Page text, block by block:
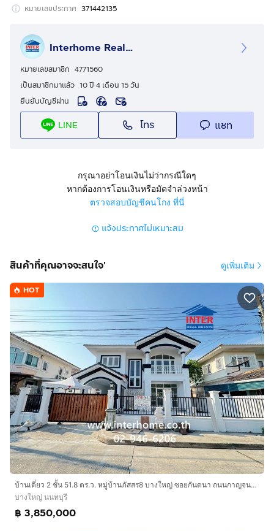
ที่ตั้ง : หมู่บ้านชัยพฤกษ์ ปิ่นเกล้า-กาญจนาภิเษก ถ.กาญจนา
รายละเอียด
ใกล้เซ็นทรัลเวสต์เกต บิ๊กซี บางใหญ่ โลตัส บางใหญ่
หมู่บ้านชัยพฤกษ์ ปิ่นเกล้า-กาญจนาภิเษก ขายบ้านเดี่ยว 2
ชั้น
ขายบ้านเดี่ยว 2 ชั้น ซอยกันตนา ถนนกาญจนาภิเษก ถนน
บางใหญ่ จังหวัดนนทบุรี
สูง 2 ชั้น มี 3 ห้องนอน 3 ห้องน้ำ 1 ห้องครัว 1 ห้อง
มีที่จอดรถ 2 คัน แอร์ 3 ตัว มุ้งลวด เหล็กดัด ม่าน
การตกแต่ง :
บ้านเดี่ยวหลังมุม โครงการจาก Land&Houses บรรยากาศ
ภายในโครงการร่มรื่น
เงียบสงบ มีความเป็นส่วนตัว ความปลอดภัยสูง
ชั้นล่างปูพื้นด้วยแกรนิตโต้ ตกแต่งเป็นสัดส่วน
มีห้องโถงรับแขกหรือห้องนั่งเล่นพร้อมโซฟาเบด
โต๊ะรับประทานอาหารและเคาน์เตอร์บาร์
ห้องครัวและตู้เก็บอุปกรณ์บิวท์อินใช้วัสดุอย่างดีออกแบบ
อย่างลงตัว หยิบจับและทำความสะอาดง่าย ทั้งเตาไฟฟ้า ซิ้งค์
ล้างจาน เครื่องดูดควัน
ชั้นบน ปูพื้นด้วยลามิเนต
มีห้องนอน 3 ห้อง ห้องเอนกประสงค์ 1 ห้อง ห้องน้ำ 2 ห้อง
ห้อง Master Bedroom ตกแต่งสวยงาม บิวท์อินเตียงนอน ตู้
เสื้อผ้า
ชั้นเอนกประสงค์ ห้องแต่งตัวและห้องน้ำในตัว
ติดมุ้งลวดและม่านบังแดดรอบบ้าน
มีแท็งค์น้ำ+ปั๊มน้ำ
บ้านหลังมุมทำให้มีพื้นที่สนามหญ้าข้างบ้านกว้างขวาง ร่มรื่น
หมายเลขประกาศ 371442135
Interhome Realty Estate
หมายเลขสมาชิก 4771560
เป็นสมาชิกมาแล้ว 10 ปี 4 เดือน 15 วัน
ยืนยันบัญชีผ่าน
LINE โทร แชท
กรุณาอย่าโอนเงินไม่ว่ากรณีใดๆ
หากต้องการโอนเงินหรือมัดจำล่วงหน้า
ตรวจสอบบัญชีคนโกง ที่นี่
แจ้งประกาศไม่เหมาะสม
สินค้าที่คุณอาจจะสนใจ' ดูเพิ่มเติม
HOT
บ้านเดี่ยว 2 ชั้น 51.8 ตร.ว. หมู่บ้านภัสสร8 บางใหญ่ ซอยกันตนา ถนนกาญจนาภิเษก บางใหญ่ นนทบุรี
บางใหญ่ นนทบุรี
฿ 3,850,000